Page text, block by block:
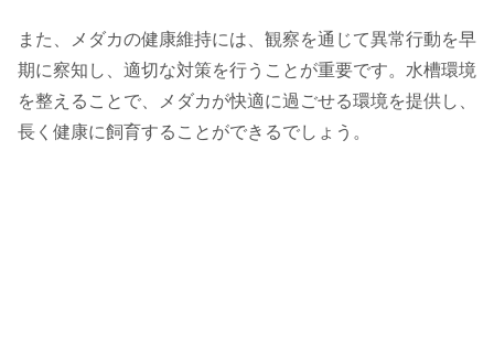
また、メダカの健康維持には、観察を通じて異常行動を早
期に察知し、適切な対策を行うことが重要です。水槽環境
を整えることで、メダカが快適に過ごせる環境を提供し、
長く健康に飼育することができるでしょう。